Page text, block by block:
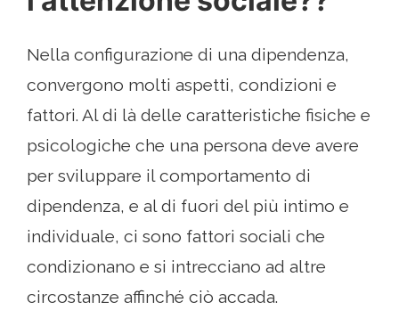
Nella configurazione di una dipendenza,
convergono molti aspetti, condizioni e
fattori. Al di là delle caratteristiche fisiche e
psicologiche che una persona deve avere
per sviluppare il comportamento di
dipendenza, e al di fuori del più intimo e
individuale, ci sono fattori sociali che
condizionano e si intrecciano ad altre
circostanze affinché ciò accada.